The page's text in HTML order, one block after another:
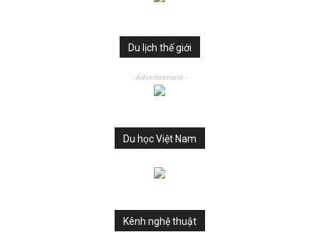
Du lịch thế giới
- Advertisement -
Du học Việt Nam
Kênh nghệ thuật